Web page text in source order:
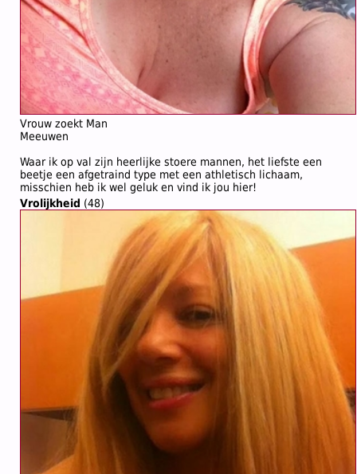
Vrouw zoekt Man
Meeuwen
Waar ik op val zijn heerlijke stoere mannen, het liefste een
beetje een afgetraind type met een athletisch lichaam,
misschien heb ik wel geluk en vind ik jou hier!
Vrolijkheid (48)